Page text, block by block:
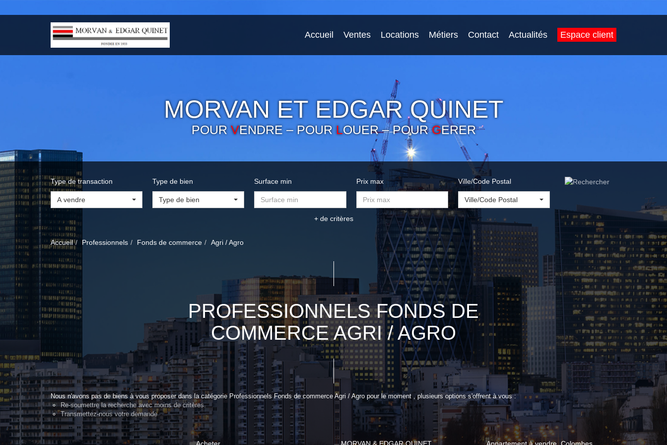
Accueil Ventes Locations Métiers Contact Actualités Espace client
MORVAN ET EDGAR QUINET
POURVENDRE – POUR LOUER – POURGERER
Type de transaction
A vendre
Type de bien
Type de bien
Surface min Prix max Ville/Code Postal
Ville/Code Postal
+ de critères
Accueil Professionnels Fonds de commerce Agri / Agro
PROFESSIONNELS FONDS DE
COMMERCE AGRI / AGRO
Nous n'avons pas de biens à vous proposer dans la catégorie Professionnels Fonds de commerce Agri / Agro pour le moment , plusieurs options s'offrent à vous :
Re-soumettre la recherche avec moins de critères.
Transmettez-nous votre demande